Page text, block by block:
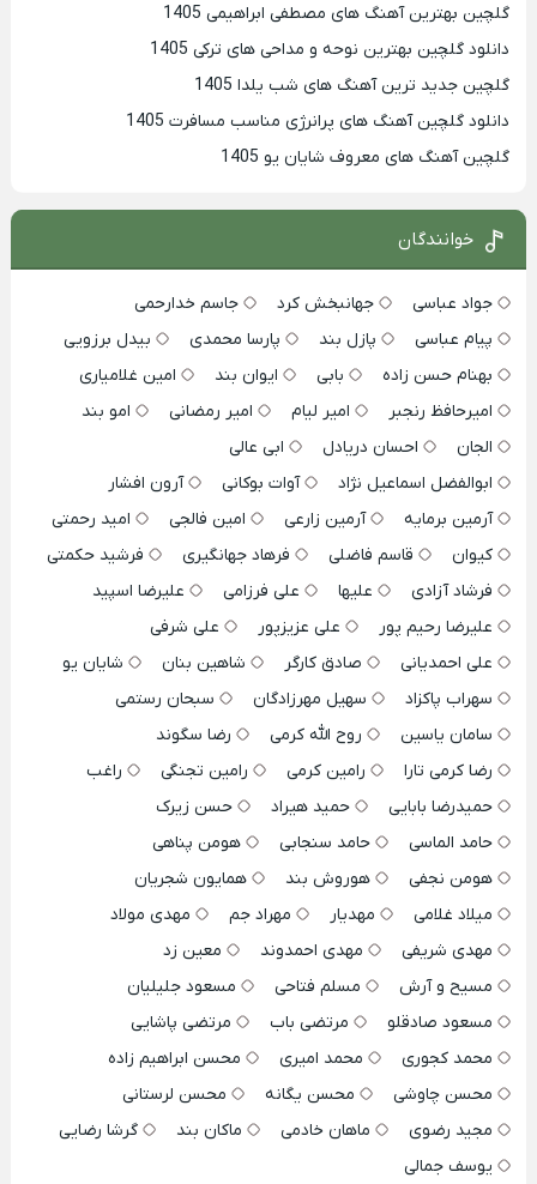
گلچین بهترین آهنگ های مصطفی ابراهیمی 1405
دانلود گلچین بهترین نوحه و مداحی های ترکی 1405
گلچین جدید ترین آهنگ های شب یلدا 1405
دانلود گلچین آهنگ های پرانرژی مناسب مسافرت 1405
گلچین آهنگ های معروف شایان یو 1405
خوانندگان
جواد عباسی جهانبخش کرد
جاسم خدارحمی
پیام عباسی
پازل بند پارسا محمدی
بیدل برزویی
بهنام حسن زاده
بابی ایوان بند
امین غلامیاری
امیرحافظ رنجبر
امیر لیام امیر رمضانی
امو بند
الجان
احسان دریادل
ابی عالی
ابوالفضل اسماعیل نژاد
آوات بوکانی
آرون افشار
آرمین برمایه
آرمین زارعی امین فالجی
امید رحمتی
کیوان
قاسم فاضلی فرهاد جهانگیری
فرشید حکمتی
فرشاد آزادی
علیها علی فرزامی
علیرضا اسپید
علیرضا رحیم پور
علی عزیزپور
علی شرفی
علی احمدیانی
صادق کارگر شاهین بنان
شایان یو
سهراب پاکزاد
سهیل مهرزادگان
سبحان رستمی
سامان یاسین
روح الله کرمی
رضا سگوند
رضا کرمی تارا
رامین کرمی رامین تجنگی
راغب
حمیدرضا بابایی
حمید هیراد
حسن زیرک
حامد الماسی
حامد سنجابی
هومن پناهی
هومن نجفی
هوروش بند
همایون شجریان
میلاد غلامی
مهدیار مهراد جم
مهدی مولاد
مهدی شریفی
مهدی احمدوند
معین زد
مسیح و آرش
مسلم فتاحی
مسعود جلیلیان
مسعود صادقلو
مرتضی باب
مرتضی پاشایی
محمد کجوری
محمد امیری
محسن ابراهیم زاده
محسن چاوشی
محسن یگانه
محسن لرستانی
مجید رضوی
ماهان خادمی ماکان بند
گرشا رضایی
یوسف جمالی